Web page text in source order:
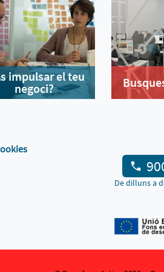
impulsar el teu
negoci?
De dilluns a